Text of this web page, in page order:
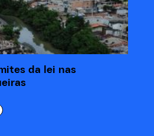
da lei nas